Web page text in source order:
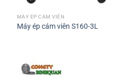
MÁY ÉP CÁM VIÊN
Máy ép cám viên S160-3L